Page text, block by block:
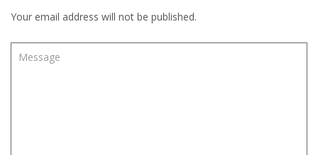
Your email address will not be published.